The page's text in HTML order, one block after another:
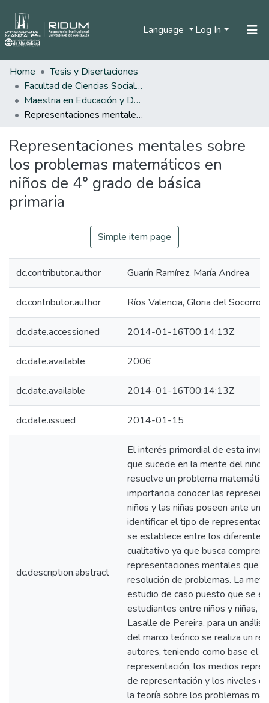
Language Log In
Statistics
Home
Tesis y Disertaciones
Facultad de Ciencias Sociales y Humanas
Maestria en Educación y Desarrollo Humano
Representaciones mentales sobre los problemas matemáticos en niños de 4° grado de básica primaria
Representaciones mentales sobre
los problemas matemáticos en
niños de 4° grado de básica
primaria
Simple item page
dc.contributor.author Guarín Ramírez, María Andrea
dc.contributor.author Ríos Valencia, Gloria del Socorro
dc.date.accessioned 2014-01-16T00:14:13Z
dc.date.available 2006
dc.date.available 2014-01-16T00:14:13Z
dc.date.issued 2014-01-15
dc.description.abstract
El interés primordial de esta
que sucede en la mente del niño
resuelve un problema
importancia conocer las
niños y las niñas poseen ante
identificar el tipo de
se establece entre los diferentes
cualitativo ya que busca
representaciones mentales que
resolución de problemas. La
estudio de caso puesto que se
estudiantes entre niños y niñas,
Lasalle de Pereira, para un
del marco teórico se realiza un
autores, teniendo como base el
representación, los medios
de representación y los niveles
la teoría sobre los problemas